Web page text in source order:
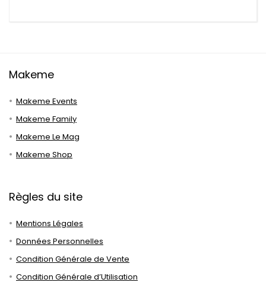
Makeme
Makeme Events
Makeme Family
Makeme Le Mag
Makeme Shop
Règles du site
Mentions Légales
Données Personnelles
Condition Générale de Vente
Condition Générale d’Utilisation